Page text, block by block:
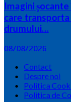
Imagini
care
drumului…
08/08/2026
Contact
Despre noi
Politica
Politica de